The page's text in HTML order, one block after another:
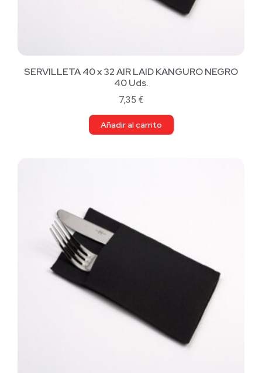
SERVILLETA 40 x 32 AIR LAID KANGURO NEGRO
40 Uds.
7,35 €
Añadir al carrito